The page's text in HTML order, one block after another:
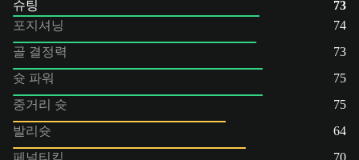
슈팅
73
포지셔닝
74
골 결정력
73
슛 파워
75
중거리 슛
75
발리슛
64
페널티킥
70